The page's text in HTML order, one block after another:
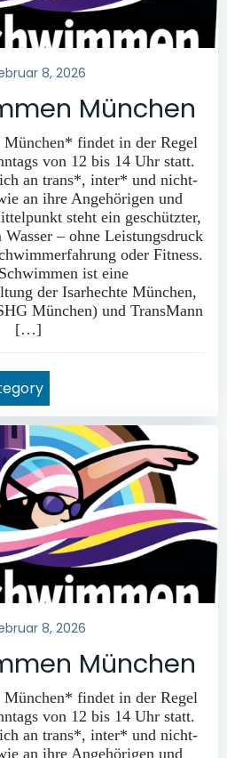
8, 2026
München
findet in der Regel
von 12 bis 14 Uhr statt.
an trans*, inter* und nicht-
an ihre Angehörigen und
steht ein geschützter,
– ohne Leistungsdruck
oder Fitness.
ist eine
der Isarhechte München,
München) und TransMann
[…]
8, 2026
München
findet in der Regel
von 12 bis 14 Uhr statt.
an trans*, inter* und nicht-
an ihre Angehörigen und